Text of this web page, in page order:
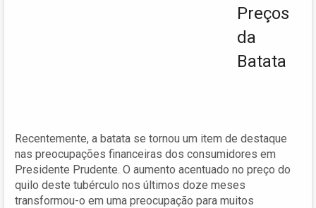
Preços
da
Batata
Recentemente, a batata se tornou um item de destaque
nas preocupações financeiras dos consumidores em
Presidente Prudente. O aumento acentuado no preço do
quilo deste tubérculo nos últimos doze meses
transformou-o em uma preocupação para muitos